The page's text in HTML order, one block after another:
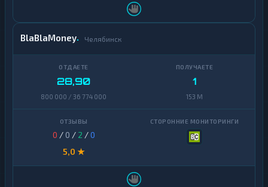
BlaBlaMoney Челябинск
28,90
800 000 / 36 774 000
1
153 M
0 / 0 / 2 /0
5,0 ★